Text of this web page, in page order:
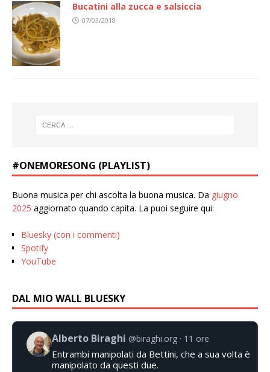
Bucatini alla zucca e salsiccia
07/03/2018
#ONEMORESONG (PLAYLIST)
Buona musica per chi ascolta la buona musica. Da giugno
2025 aggiornato quando capita. La puoi seguire qui:
Bluesky (con i commenti)
Spotify
YouTube
DAL MIO WALL BLUESKY
Alberto Biraghi @biraghi.org 11 ore
Entrambi manipolati da Bettini, che a sua volta è
manipolato da questi due.